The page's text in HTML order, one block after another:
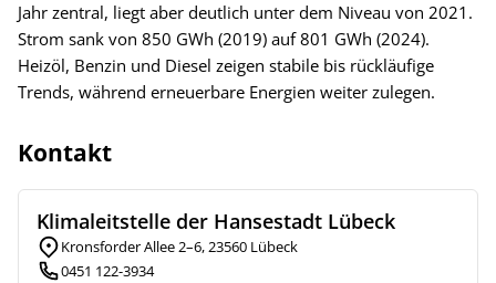
Jahr zentral, liegt aber deutlich unter dem Niveau von 2021.
Strom sank von 850 GWh (2019) auf 801 GWh (2024).
Heizöl, Benzin und Diesel zeigen stabile bis rückläufige
Trends, während erneuerbare Energien weiter zulegen.
Kontakt
Klimaleitstelle der Hansestadt Lübeck
Kronsforder Allee 2–6, 23560 Lübeck
0451 122-3934